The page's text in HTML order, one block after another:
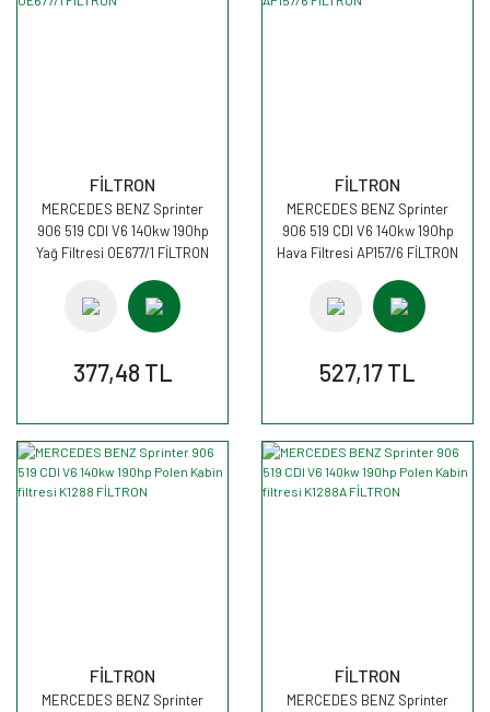
FİLTRON
MERCEDES BENZ Sprinter
906 519 CDI V6 140kw 190hp
Yağ Filtresi OE677/1 FİLTRON
377,48 TL
FİLTRON
MERCEDES BENZ Sprinter
906 519 CDI V6 140kw 190hp
Hava Filtresi AP157/6 FİLTRON
527,17 TL
FİLTRON
MERCEDES BENZ Sprinter
FİLTRON
MERCEDES BENZ Sprinter